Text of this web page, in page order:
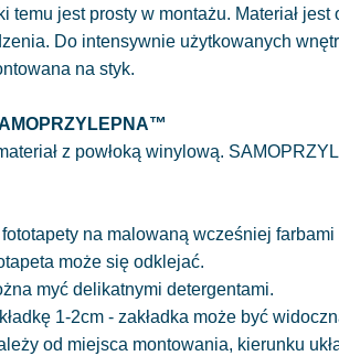
temu jest prosty w montażu. Materiał
Do intensywnie użytkowanych
na styk.
z powłoką winylową.
na malowaną wcześniej
może się odklejać.
myć delikatnymi detergentami.
1-2cm - zakładka może być
od miejsca montowania, kierunku